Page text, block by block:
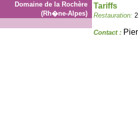
Domaine de la Rochère
(Rh�ne-Alpes)
Tariffs
Restauration:
Contact :